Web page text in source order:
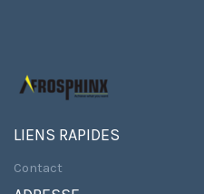
LIENS RAPIDES
Contact